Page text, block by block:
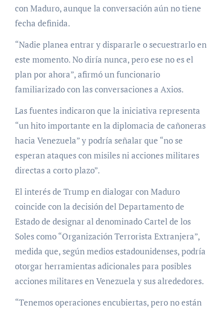
con Maduro, aunque la conversación aún no tiene
fecha definida.
“Nadie planea entrar y dispararle o secuestrarlo en
este momento. No diría nunca, pero ese no es el
plan por ahora”, afirmó un funcionario
familiarizado con las conversaciones a Axios.
Las fuentes indicaron que la iniciativa representa
“un hito importante en la diplomacia de cañoneras
hacia Venezuela” y podría señalar que “no se
esperan ataques con misiles ni acciones militares
directas a corto plazo”.
El interés de Trump en dialogar con Maduro
coincide con la decisión del Departamento de
Estado de designar al denominado Cartel de los
Soles como “Organización Terrorista Extranjera”,
medida que, según medios estadounidenses, podría
otorgar herramientas adicionales para posibles
acciones militares en Venezuela y sus alrededores.
“Tenemos operaciones encubiertas, pero no están